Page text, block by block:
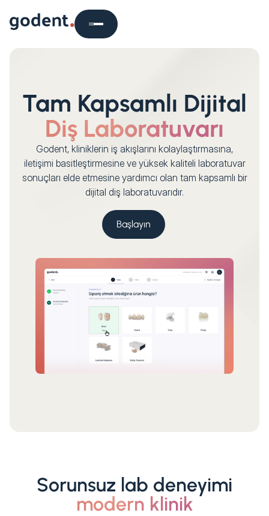
Tam Kapsamlı Dijital
Diş Laboratuvarı
Godent, kliniklerin iş akışlarını kolaylaştırmasına,
iletişimi basitleştirmesine ve yüksek kaliteli laboratuvar
sonuçları elde etmesine yardımcı olan tam kapsamlı bir
dijital diş laboratuvarıdır.
Başlayın
Sorunsuz lab deneyimi
modern klinik